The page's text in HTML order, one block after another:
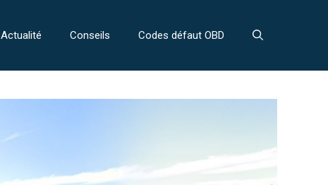
Actualité Conseils Codes défaut OBD